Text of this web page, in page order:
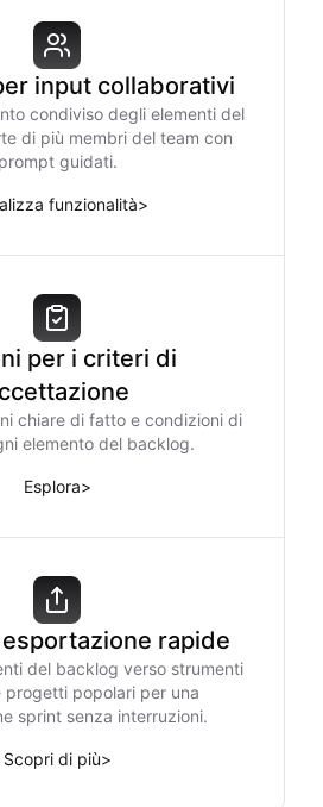
input collaborativi
condiviso degli elementi del
di più membri del team con
prompt guidati.
funzionalità>
per i criteri di
chiare di fatto e condizioni di
elemento del backlog.
Esplora>
rapide
del backlog verso strumenti
progetti popolari per una
sprint senza interruzioni.
Scopri di più>